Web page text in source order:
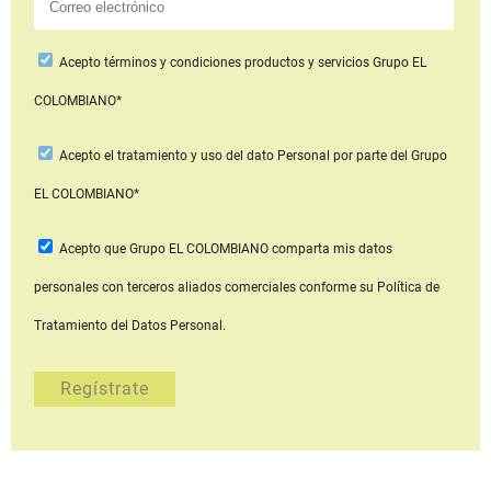
Aceptotérminos y condiciones productos y serviciosGrupo EL
COLOMBIANO*
Acepto el tratamiento y uso del dato Personal por parte del Grupo
EL COLOMBIANO*
Acepto que Grupo EL COLOMBIANOcomparta mis datos
personales con terceros aliados comerciales conforme su Política de
Tratamiento del Datos Personal.